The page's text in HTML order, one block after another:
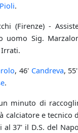
Pioli.
(Firenze) -
uomo Sig.
Irrati.
, 46' Candreva,
.
minuto di
calciatore e tecnico
al 37' il D.S. del